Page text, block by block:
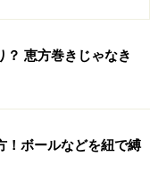
と思うのなら、親
です。たとえば極
の計算の基本がで
あとで取り返しが
があるのであれ
？ 恵方巻きじゃなき
！ボールなどを紐で縛